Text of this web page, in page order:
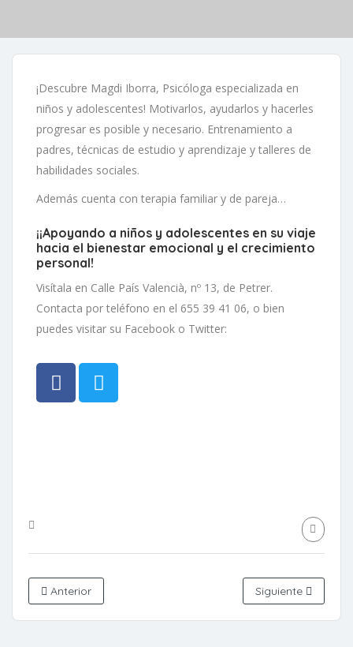
¡Descubre Magdi Iborra, Psicóloga especializada en
niños y adolescentes! Motivarlos, ayudarlos y hacerles
progresar es posible y necesario. Entrenamiento a
padres, técnicas de estudio y aprendizaje y talleres de
habilidades sociales.
Además cuenta con terapia familiar y de pareja…
¡¡Apoyando a niños y adolescentes en su viaje
hacia el bienestar emocional y el crecimiento
personal!
Visítala en Calle País Valencià, nº 13, de Petrer.
Contacta por teléfono en el 655 39 41 06, o bien
puedes visitar su Facebook o Twitter:
Anterior Siguiente